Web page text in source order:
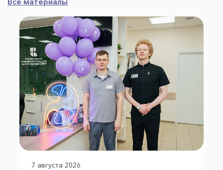
7 августа 2026